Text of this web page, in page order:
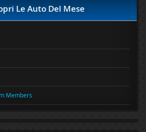
Le Auto Del Mese
Members